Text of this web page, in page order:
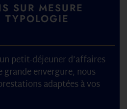
SUR MESURE
TYPOLOGIE
petit-déjeuner d’affaires
envergure, nous
adaptées à vos